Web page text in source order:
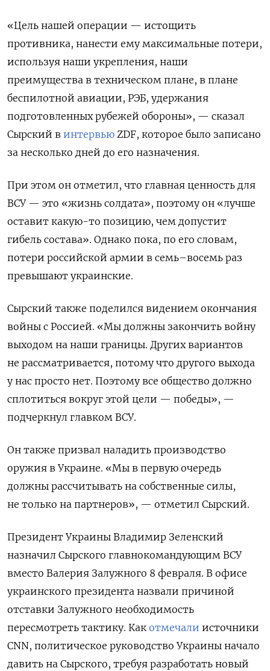
«Цель нашей операции — истощить
противника, нанести ему максимальные потери,
используя наши укрепления, наши
преимущества в техническом плане, в плане
беспилотной авиации, РЭБ, удержания
подготовленных рубежей обороны», — сказал
Сырский в интервью ZDF, которое было записано
за несколько дней до его назначения.
При этом он отметил, что главная ценность для
ВСУ — это «жизнь солдата», поэтому он «лучше
оставит какую-то позицию, чем допустит
гибель состава». Однако пока, по его словам,
потери российской армии в семь–восемь раз
превышают украинские.
Сырский также поделился видением окончания
войны с Россией. «Мы должны закончить войну
выходом на наши границы. Других вариантов
не рассматривается, потому что другого выхода
у нас просто нет. Поэтому все общество должно
сплотиться вокруг этой цели — победы», —
подчеркнул главком ВСУ.
Он также призвал наладить производство
оружия в Украине. «Мы в первую очередь
должны рассчитывать на собственные силы,
не только на партнеров», — отметил Сырский.
Президент Украины Владимир Зеленский
назначил Сырского главнокомандующим ВСУ
вместо Валерия Залужного 8 февраля. В офисе
украинского президента назвали причиной
отставки Залужного необходимость
пересмотреть тактику. Как отмечали источники
CNN, политическое руководство Украины начало
давить на Сырского, требуя разработать новый